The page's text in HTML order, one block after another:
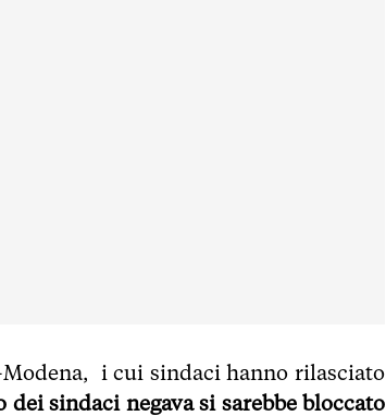
i cui sindaci hanno rilasciato
dei sindaci negava si sarebbe bloccato